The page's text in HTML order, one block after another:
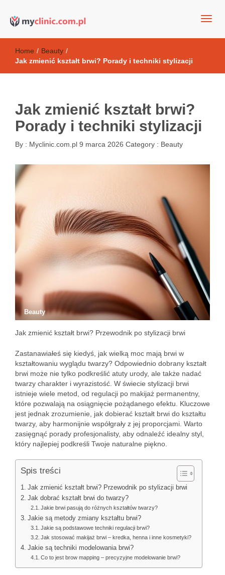
Kosmetyki antyoksydacyjne
Home / Beauty /
Jak zmienić kształt brwi? Porady i techniki stylizacji
Jak zmienić kształt brwi?
Porady i techniki stylizacji
By : Myclinic.com.pl 9 marca 2026 Category : Beauty
Beauty
Jak zmienić kształt brwi? Przewodnik po stylizacji brwi
Zastanawiałeś się kiedyś, jak wielką moc mają brwi w
kształtowaniu wyglądu twarzy? Odpowiednio dobrany kształt
brwi może nie tylko podkreślić atuty urody, ale także nadać
twarzy charakter i wyrazistość. W świecie stylizacji brwi
istnieje wiele metod, od regulacji po makijaż permanentny,
które pozwalają na osiągnięcie pożądanego efektu. Kluczowe
jest jednak zrozumienie, jak dobierać kształt brwi do kształtu
twarzy, aby harmonijnie współgrały z jej proporcjami. Warto
zasięgnąć porady profesjonalisty, aby odnaleźć idealny styl,
który najlepiej podkreśli Twoje naturalne piękno.
Spis treści
Jak zmienić kształt brwi? Przewodnik po stylizacji brwi
Jak dobrać kształt brwi do twarzy?
Jakie brwi pasują do różnych kształtów twarzy?
Jakie są metody zmiany kształtu brwi?
Jakie są podstawowe techniki regulacji brwi?
Jak stosować makijaż brwi – kredka, henna i inne kosmetyki?
Jakie są techniki modelowania brwi?
Co to jest brow mapping – precyzyjne modelowanie brwi?